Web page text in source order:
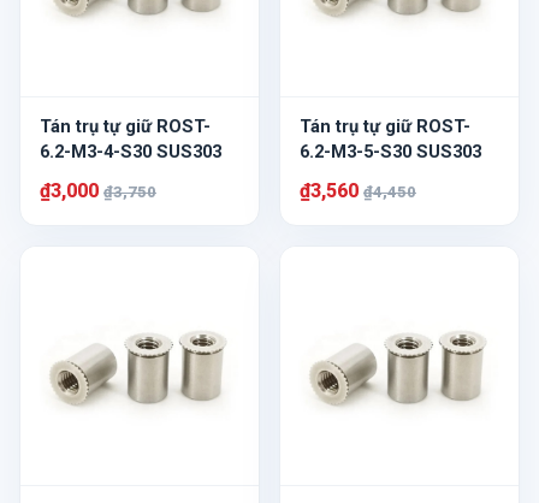
Tán trụ tự giữ ROST-
6.2-M3-4-S30 SUS303
₫3,000 ₫3,750
Tán trụ tự giữ ROST-
6.2-M3-5-S30 SUS303
₫3,560 ₫4,450